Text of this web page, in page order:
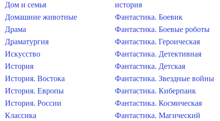
Дом и семья
Домашние животные
Драма
Драматургия
Искусство
История
История. Востока
История. Европы
История. России
Классика
история
Фантастика. Боевик
Фантастика. Боевые роботы
Фантастика. Героическая
Фантастика. Детективная
Фантастика. Детская
Фантастика. Звездные войны
Фантастика. Киберпанк
Фантастика. Космическая
Фантастика. Магический